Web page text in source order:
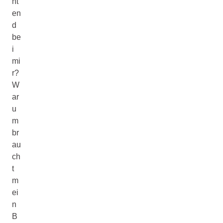
en
d
be
i
mi
r?
W
ar
u
m
br
au
ch
t
m
ei
n
B